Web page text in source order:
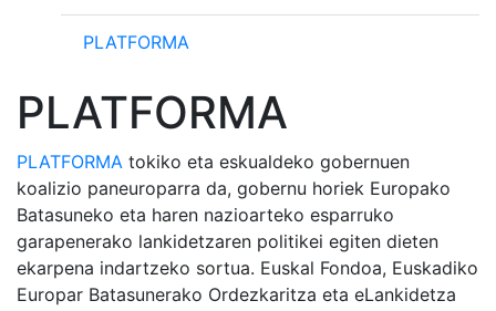
PLATFORMA
PLATFORMA
PLATFORMA tokiko eta eskualdeko gobernuen
koalizio paneuroparra da, gobernu horiek Europako
Batasuneko eta haren nazioarteko esparruko
garapenerako lankidetzaren politikei egiten dieten
ekarpena indartzeko sortua. Euskal Fondoa, Euskadiko
Europar Batasunerako Ordezkaritza eta eLankidetza